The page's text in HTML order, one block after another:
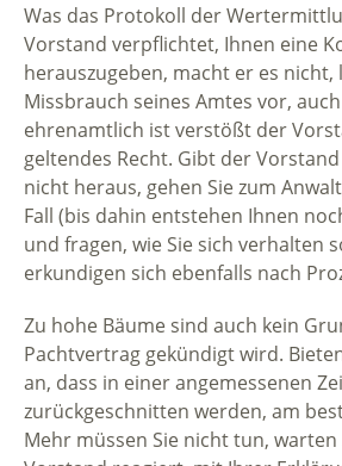
Was das Protokoll der
Vorstand verpflichtet, Ihnen eine
herauszugeben, macht er es nicht,
Missbrauch seines Amtes vor,
ehrenamtlich ist verstößt der
geltendes Recht. Gibt der
nicht heraus, gehen Sie zum
Fall (bis dahin entstehen Ihnen
und fragen, wie Sie sich verhalten
erkundigen sich ebenfalls nach
Zu hohe Bäume sind auch kein
Pachtvertrag gekündigt wird.
an, dass in einer angemessenen
zurückgeschnitten werden, am
Mehr müssen Sie nicht tun, warten